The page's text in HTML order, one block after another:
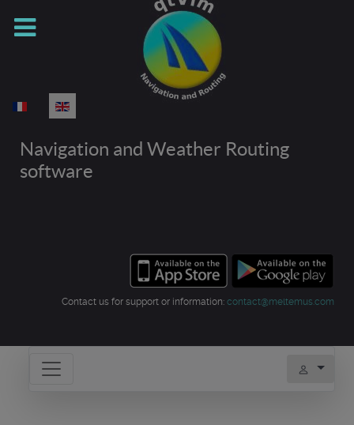
Select your language
Navigation and Weather Routing
software
Contact us for support or information: contact@meltemus.com